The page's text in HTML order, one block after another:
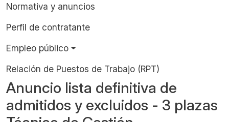
Normativa y anuncios
Perfil de contratante
Empleo público
Relación de Puestos de Trabajo (RPT)
Anuncio lista definitiva de
admitidos y excluidos - 3 plazas